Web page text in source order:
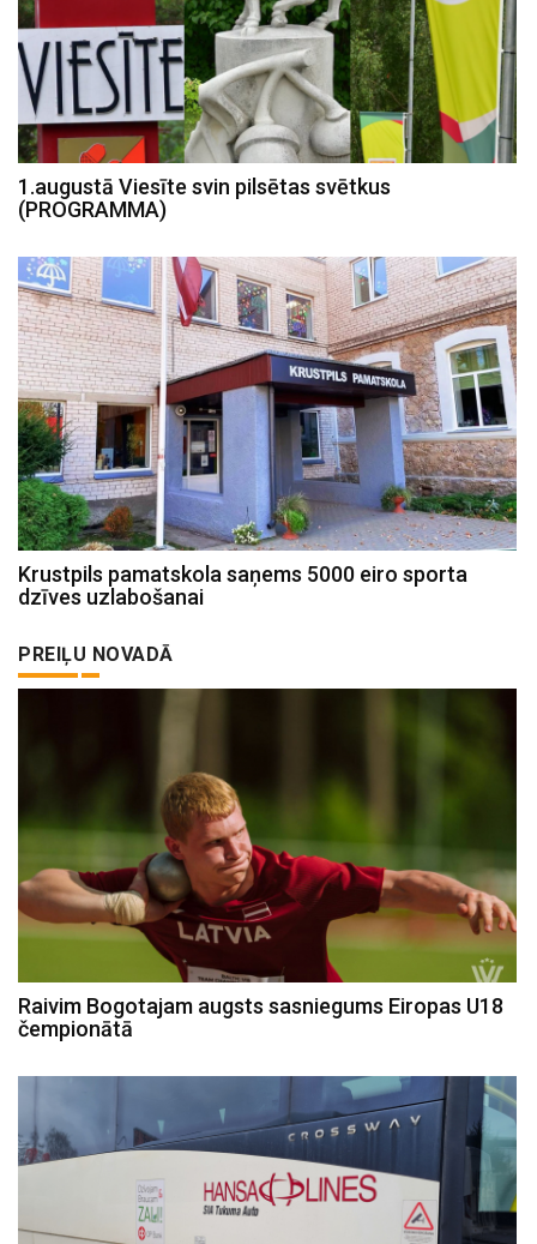
1.augustā Viesīte svin pilsētas svētkus
(PROGRAMMA)
Krustpils pamatskola saņems 5000 eiro sporta
dzīves uzlabošanai
PREIĻU NOVADĀ
Raivim Bogotajam augsts sasniegums Eiropas U18
čempionātā